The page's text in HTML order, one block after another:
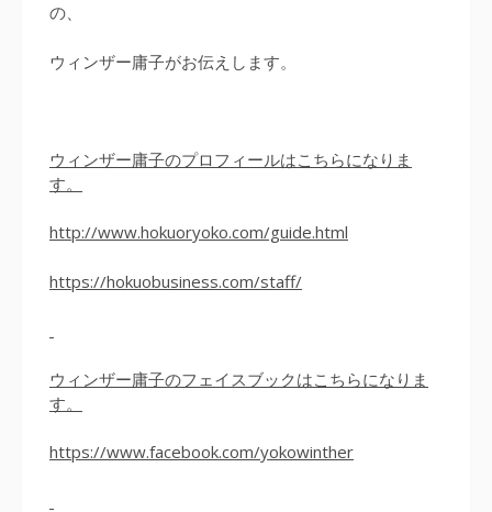
の、
ウィンザー庸子がお伝えします。
ウィンザー庸子のプロフィールはこちらになりま
す。
http://www.hokuoryoko.com/guide.html
https://hokuobusiness.com/staff/
ウィンザー庸子のフェイスブックはこちらになりま
す。
https://www.facebook.com/yokowinther